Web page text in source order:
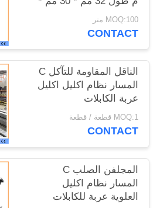
POLICY
1.5 مم
MOQ:100 متر
CONTACT
الناقل المقاومة للتآكل C
المسار نظام اكليل اكليل
عربة الكابلات
MOQ:1 قطعة / قطعة
CONTACT
المجلفن الصلب C
المسار نظام اكليل
العلوية عربة للكابلات